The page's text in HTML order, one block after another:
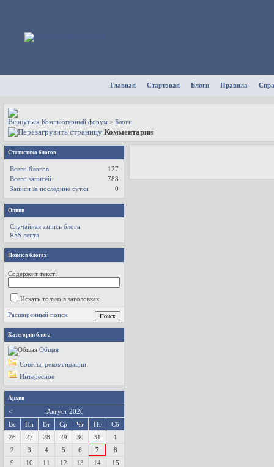
Главная Стартовая Блоги Правила
Компьютерный форум > Блоги
Комментарии
Статистика блогов
Всего блогов
127
Всего записей
788
Записи за последние сутки
0
Опции
Случайная запись блога
RSS лента
Поиск в блогах
Содержит текст:
Искать только в заголовках
Расширенный поиск
Категории блога
Общая
Советы, рекомендации
Интересное
Архив
<
Август 2026
Вс
Пн Вт Ср Чт Пт
Сб
26
27 28 29 30 31
1
2
3 4 5 6 7
8
9
10 11 12 13 14
15